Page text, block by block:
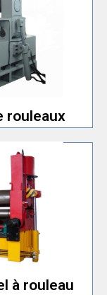
rouleaux
CNC qui
étapes de
à rouleau
à
des rouleaux
aux
mm.